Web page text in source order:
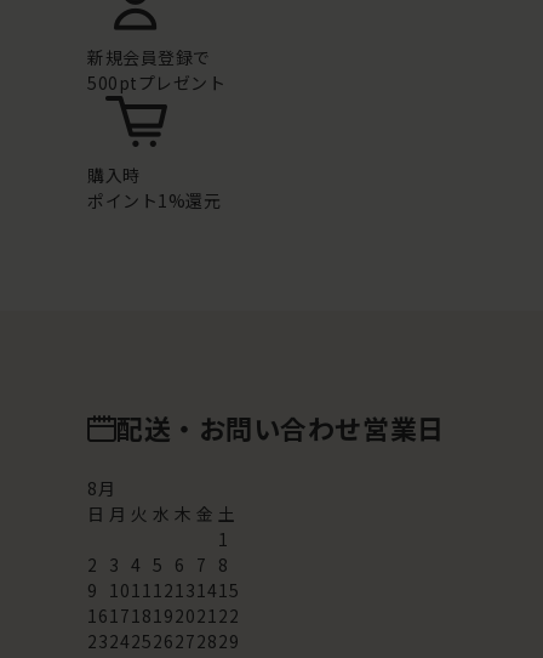
新規会員登録で
500ptプレゼント
購入時
ポイント1%還元
配送・お問い合わせ営業日
8月
日 月 火 水 木 金 土
1
2 3 4 5 6 7 8
9 101112131415
16171819202122
23242526272829